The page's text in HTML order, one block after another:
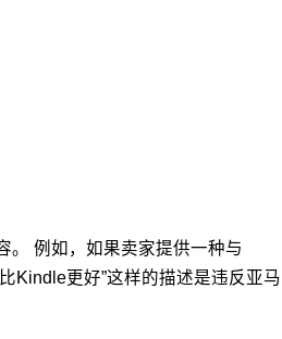
。 例如，如果卖家提供一种与
Kindle更好”这样的描述是违反亚马